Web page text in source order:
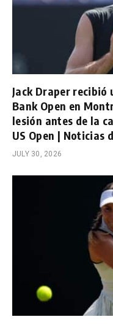
Jack Draper
Bank Open en
lesión antes de la
US Open | Noticias
JULY 30, 2026